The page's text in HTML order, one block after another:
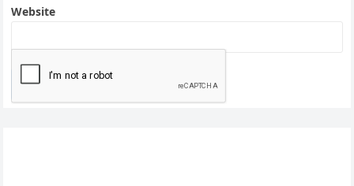
Website